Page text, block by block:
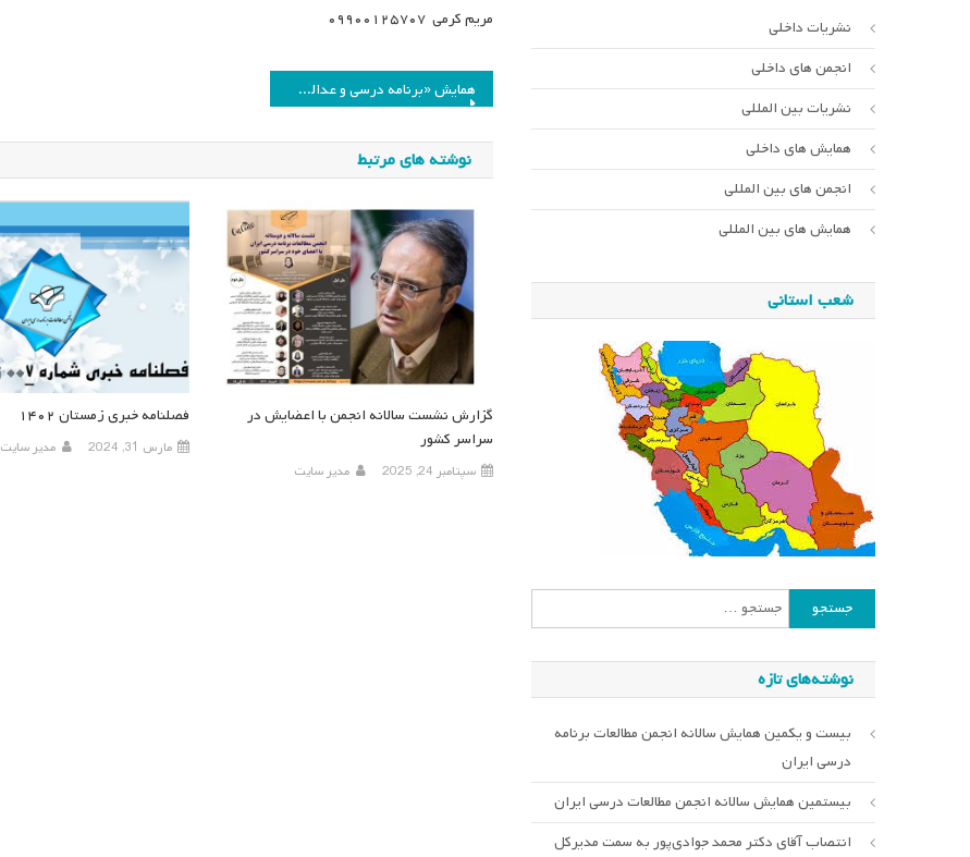
مریم کرمی ۰۹۹۰۰۱۲۵۷۰۷
راهبری
نوشته
همایش «برنامه درسی و عدالت» به ۲۱ آذرماه ۱۴۰۳ موکول شد
نوشته های مرتبط
فصلنامه خبری زمستان ۱۴۰۲
مارس 31, 2024 مدیر سایت
گزارش نشست سالانه انجمن با اعضایش در
سراسر کشور
سپتامبر 24, 2025 مدیر سایت
نشریات داخلی
انجمن های داخلی
نشریات بین المللی
همایش های داخلی
انجمن های بین المللی
همایش های بین المللی
شعب استانی
جستجو
برای:
نوشته‌های تازه
بیست و یکمین همایش سالانه انجمن مطالعات برنامه
درسی ایران
بیستمین همایش سالانه انجمن مطالعات درسی ایران
انتصاب آقای دکتر محمد جوادی‌پور به سمت مدیرکل